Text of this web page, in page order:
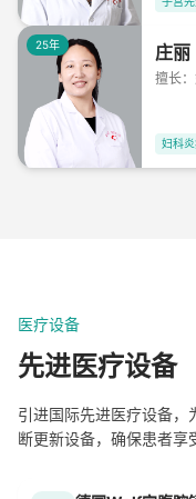
25年 庄丽
擅长：
妇科
医疗设备
先进医疗设备
引进国际先进医疗设备，
断更新设备，确保患者享